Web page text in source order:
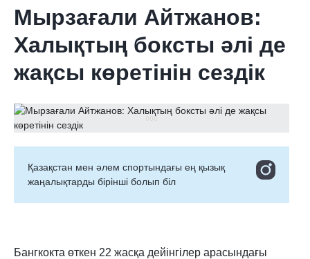
Мырзағали Айтжанов:
Халықтың боксты əлі де
жақсы көретінін сездік
Қазақстан мен әлем спортындағы ең қызық
жаңалықтарды бірінші болып біл
Бангкокта өткен 22 жасқа дейінгілер арасындағы